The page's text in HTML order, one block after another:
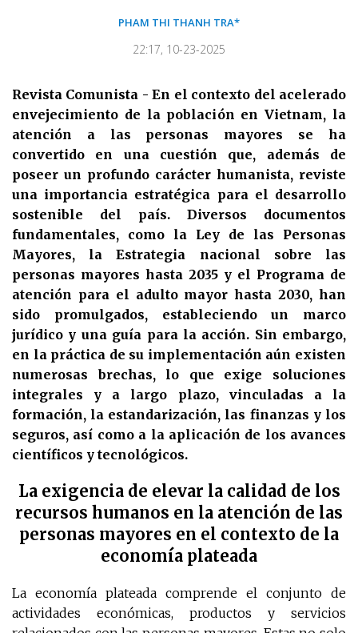
PHAM THI THANH TRA*
22:17, 10-23-2025
Revista Comunista - En el contexto del acelerado
envejecimiento de la población en Vietnam, la
atención a las personas mayores se ha
convertido en una cuestión que, además de
poseer un profundo carácter humanista, reviste
una importancia estratégica para el desarrollo
sostenible del país. Diversos documentos
fundamentales, como la Ley de las Personas
Mayores, la Estrategia nacional sobre las
personas mayores hasta 2035 y el Programa de
atención para el adulto mayor hasta 2030, han
sido promulgados, estableciendo un marco
jurídico y una guía para la acción. Sin embargo,
en la práctica de su implementación aún existen
numerosas brechas, lo que exige soluciones
integrales y a largo plazo, vinculadas a la
formación, la estandarización, las finanzas y los
seguros, así como a la aplicación de los avances
científicos y tecnológicos.
La exigencia de elevar la calidad de los
recursos humanos en la atención de las
personas mayores en el contexto de la
economía plateada
La economía plateada comprende el conjunto de
actividades económicas, productos y servicios